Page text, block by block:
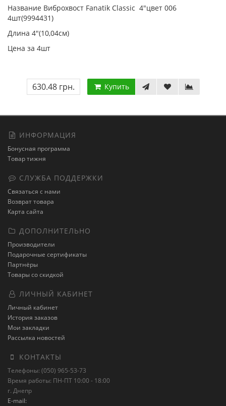
Название Виброхвост Fanatik Classic 4"цвет 006
4шт(9994431)
Длина 4"(10,04см)
Цена за 4шт
630.48 грн. Купить
ИНФОРМАЦИЯ
Бонусная программа
Товар тижня
СЛУЖБА ПОДДЕРЖКИ
Связаться с нами
Возврат товара
Карта сайта
ДОПОЛНИТЕЛЬНО
Производители
Подарочные сертификаты
Партнёры
Товары со скидкой
ЛИЧНЫЙ КАБИНЕТ
Личный кабинет
История заказов
Мои закладки
Рассылка новостей
КОНТАКТЫ
Телефоны: (050) 965-53-73
Время работы: ПН-ПТ 10:00 - 18:00
г. Днепр
E-mail: